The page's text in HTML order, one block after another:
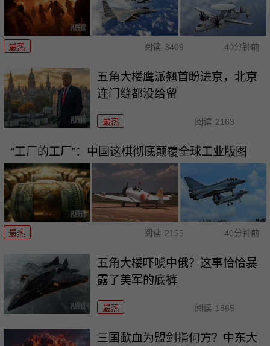
最热 阅读 3409 40分钟前
五角大楼鹰派翘首盼进京，北京
连门缝都没给留
最热 阅读 2163
“工厂的工厂”：中国这棋彻底颠覆全球工业版图
最热 阅读 2155 40分钟前
五角大楼吓唬中俄？这事恰恰暴
露了美军的底裤
最热 阅读 1865
三国歃血为盟剑指何方？中东大